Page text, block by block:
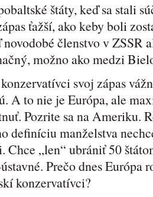
štáty, keď sa stali
ťažší, ako keby boli
členstvo v ZSSR
možno ako medzi
svoj zápas
A to nie je Európa, ale
Pozrite sa na Ameriku.
definíciu manželstva
Chce „len“ ubrániť 50
Prečo dnes Európa
konzervatívci?